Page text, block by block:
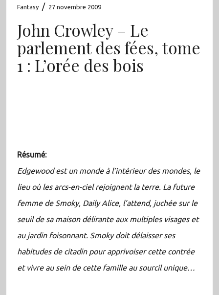
Fantasy / 27 novembre 2009
John Crowley – Le
parlement des fées, tome
1 : L’orée des bois
Résumé:
Edgewood est un monde à l’intérieur des mondes, le
lieu où les arcs-en-ciel rejoignent la terre. La future
femme de Smoky, Daily Alice, l’attend, juchée sur le
seuil de sa maison délirante aux multiples visages et
au jardin foisonnant. Smoky doit délaisser ses
habitudes de citadin pour apprivoiser cette contrée
et vivre au sein de cette famille au sourcil unique…